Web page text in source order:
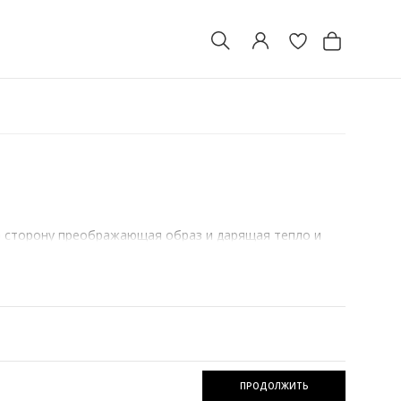
преображающая образ и дарящая тепло и
Room является достойным доверия магазином
по удивительно доступной цене.
ПРОДОЛЖИТЬ